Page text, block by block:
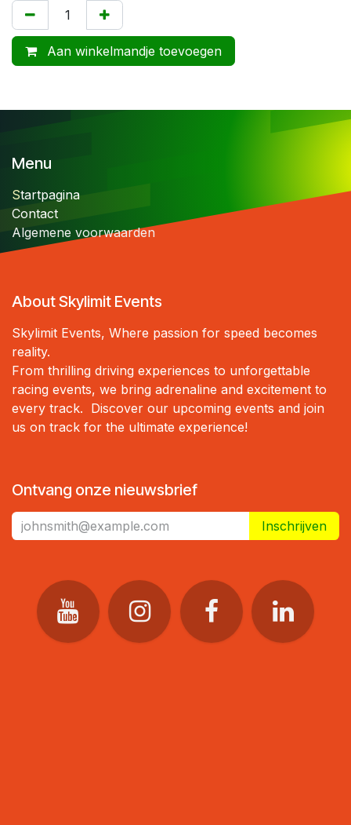
Aan winkelmandje toevoegen
Menu
Startpagina
Contact
Algemene voorwaarden
About Skylimit Events
Skylimit Events, Where passion for speed becomes
reality.
From thrilling driving experiences to unforgettable
racing events, we bring adrenaline and excitement to
every track. Discover our upcoming events and join
us on track for the ultimate experience!
Ontvang onze nieuwsbrief
Inschrijven